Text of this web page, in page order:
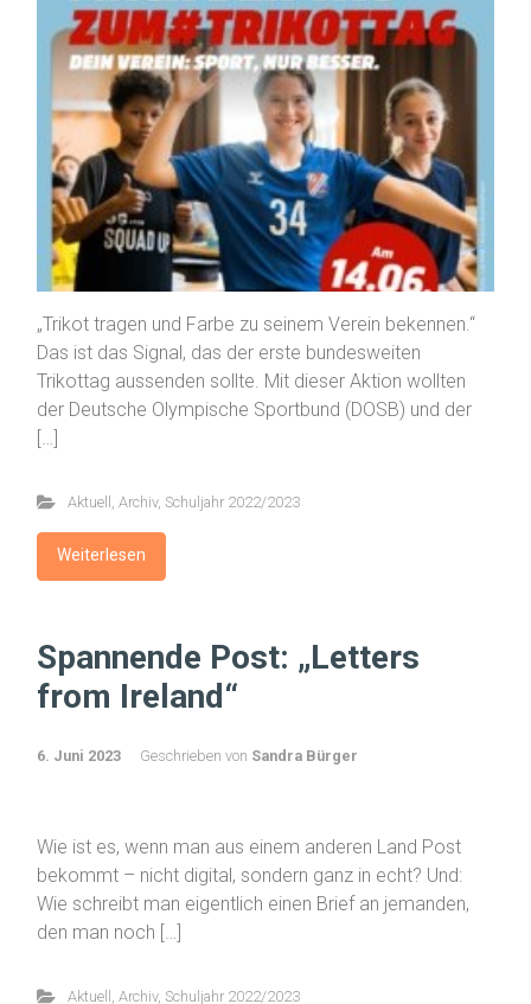
„Trikot tragen und Farbe zu seinem Verein bekennen.“
Das ist das Signal, das der erste bundesweiten
Trikottag aussenden sollte. Mit dieser Aktion wollten
der Deutsche Olympische Sportbund (DOSB) und der
[…]
Aktuell Archiv, Schuljahr 2022/2023
Weiterlesen
Spannende Post: „Letters
from Ireland“
6. Juni 2023 Geschrieben von Sandra Bürger
Wie ist es, wenn man aus einem anderen Land Post
bekommt – nicht digital, sondern ganz in echt? Und:
Wie schreibt man eigentlich einen Brief an jemanden,
den man noch […]
Aktuell Archiv, Schuljahr 2022/2023